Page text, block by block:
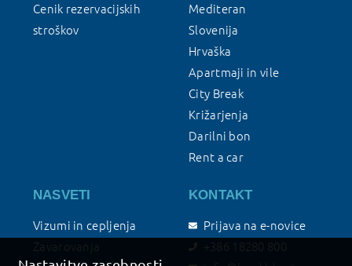
Cenik rezervacijskih
stroškov
NASVETI
Vizumi in cepljenja
Zavarovanja
Mediteran
Slovenija
Hrvaška
Apartmaji in vile
City Break
Križarjenja
Darilni bon
Rent a car
KONTAKT
Prijava na e-novice
+386 18280 800